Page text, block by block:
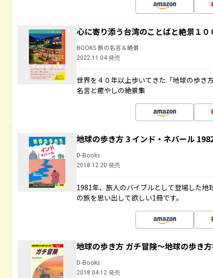
心に寄り添う台湾のことばと絶景１０
BOOKS 旅の名言＆絶景
2022.11.04 発売
世界を４０年以上歩いてきた「地球の歩き
名言と癒やしの絶景集
地球の歩き方 3 インド・ネパール
D-Books
2018.12.20 発売
1981年、旅人のバイブルとして登場した
の旅を思い出して欲しい1冊です。
地球の歩き方 ガチ冒険～地球の歩き
D-Books
2018.04.12 発売